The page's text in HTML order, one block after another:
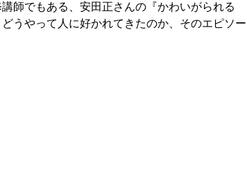
師でもある、安田正さんの『かわいがられる
うやって人に好かれてきたのか、そのエピソー